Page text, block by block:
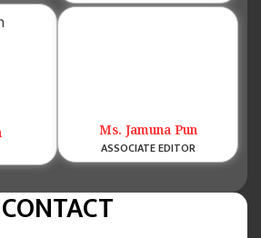
Ms. Jamuna Pun
ASSOCIATE EDITOR
CONTACT